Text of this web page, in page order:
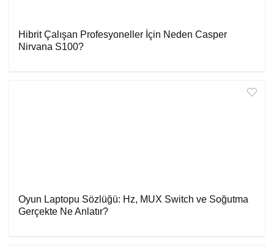
Hibrit Çalışan Profesyoneller İçin Neden Casper
Nirvana S100?
Oyun Laptopu Sözlüğü: Hz, MUX Switch ve Soğutma
Gerçekte Ne Anlatır?